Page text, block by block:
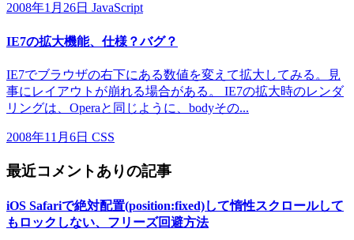
2008年1月26日 JavaScript
IE7の拡大機能、仕様？バグ？
IE7でブラウザの右下にある数値を変えて拡大してみる。見
事にレイアウトが崩れる場合がある。 IE7の拡大時のレンダ
リングは、Operaと同じように、bodyその...
2008年11月6日 CSS
最近コメントありの記事
iOS Safariで絶対配置(position:fixed)して惰性スクロールして
もロックしない、フリーズ回避方法